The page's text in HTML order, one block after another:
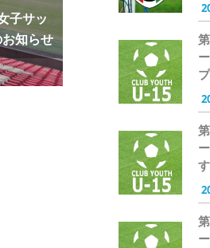
子サッ
知らせ